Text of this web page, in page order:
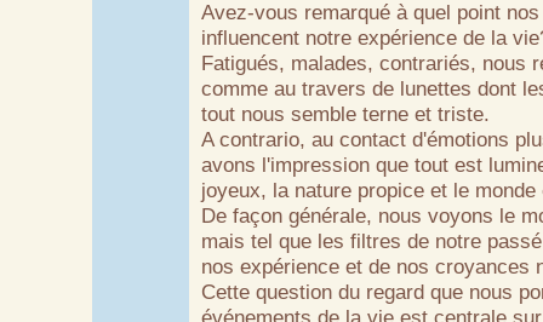
Avez-vous remarqué à quel point
influencent notre expérience de la
Fatigués, malades, contrariés, nous
comme au travers de lunettes dont
tout nous semble terne et triste.
A contrario, au contact d'émotions
avons l'impression que tout est
joyeux, la nature propice et le
De façon générale, nous voyons le
mais tel que les filtres de notre
nos expérience et de nos croyances
Cette question du regard que nous